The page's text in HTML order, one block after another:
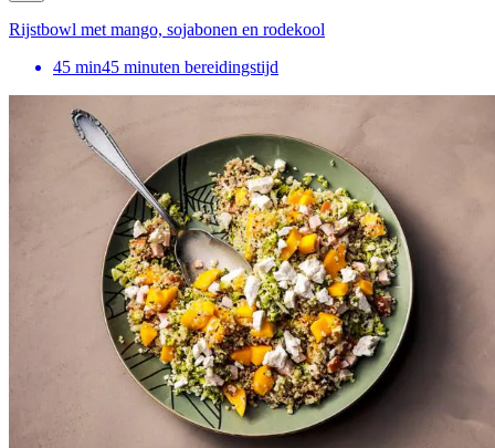
Rijstbowl met mango, sojabonen en rodekool
45 min45 minuten bereidingstijd